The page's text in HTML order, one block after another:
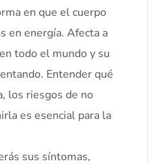
en que el cuerpo
en energía. Afecta a
todo el mundo y su
Entender qué
los riesgos de no
es esencial para la
sus síntomas,